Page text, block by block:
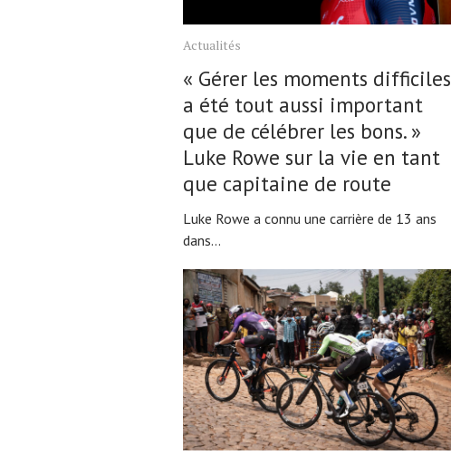
Actualités
« Gérer les moments difficiles
a été tout aussi important
que de célébrer les bons. »
Luke Rowe sur la vie en tant
que capitaine de route
Luke Rowe a connu une carrière de 13 ans
dans...